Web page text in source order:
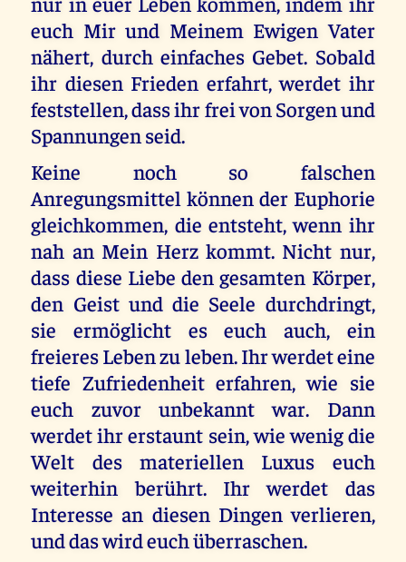
euch Mir und Meinem Ewigen Vater
nähert, durch einfaches Gebet. Sobald
ihr diesen Frieden erfahrt, werdet ihr
feststellen, dass ihr frei von Sorgen und
Spannungen seid.
Keine noch so falschen
Anregungsmittel können der Euphorie
gleichkommen, die entsteht, wenn ihr
nah an Mein Herz kommt. Nicht nur,
dass diese Liebe den gesamten Körper,
den Geist und die Seele durchdringt,
sie ermöglicht es euch auch, ein
freieres Leben zu leben. Ihr werdet eine
tiefe Zufriedenheit erfahren, wie sie
euch zuvor unbekannt war. Dann
werdet ihr erstaunt sein, wie wenig die
Welt des materiellen Luxus euch
weiterhin berührt. Ihr werdet das
Interesse an diesen Dingen verlieren,
und das wird euch überraschen.